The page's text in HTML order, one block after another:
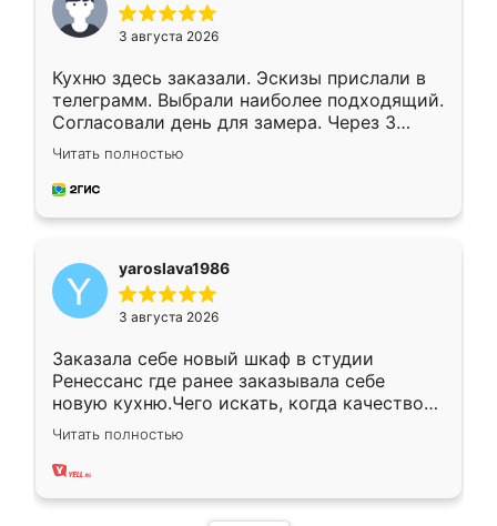
3 августа 2026
Кухню здесь заказали. Эскизы прислали в
телеграмм. Выбрали наиболее подходящий.
Согласовали день для замера. Через 3
недели кухня была уже готова. Остались
довольны работой. Спасибо Ренессанс
мебель за качественную работу!
Читать полностью
yaroslava1986
3 августа 2026
Заказала себе новый шкаф в студии
Ренессанс где ранее заказывала себе
новую кухню.Чего искать, когда качеством
вполне довольна. Служит кухня уже почти
два года, нареканий нет.
Читать полностью